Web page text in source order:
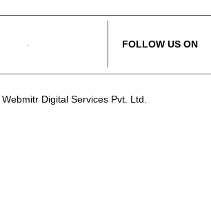
FOLLOW US ON
Webmitr Digital Services Pvt. Ltd.